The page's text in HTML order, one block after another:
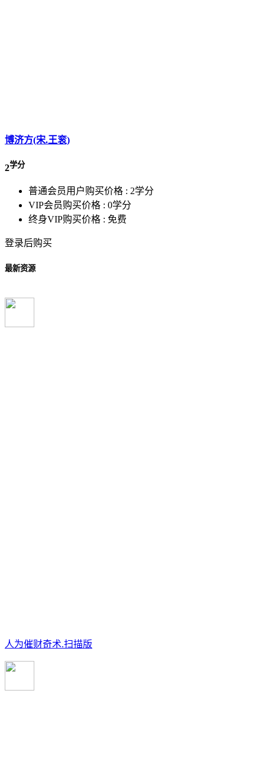
博济方(宋.王衮)
2学分
普通会员用户购买价格 : 2学分
VIP会员购买价格 : 0学分
终身VIP购买价格 : 免费
登录后购买
最新资源
人为催财奇术.扫描版